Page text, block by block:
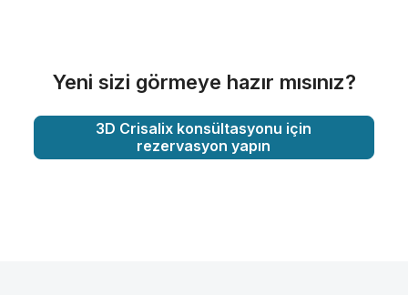
Yeni sizi görmeye hazır mısınız?
3D Crisalix konsültasyonu için
rezervasyon yapın